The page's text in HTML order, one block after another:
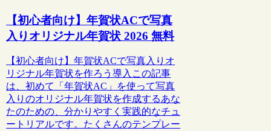
【初心者向け】年賀状ACで写真
入りオリジナル年賀状 2026 無料
【初心者向け】年賀状ACで写真入りオ
リジナル年賀状を作ろう導入この記事
は、初めて「年賀状AC」を使って写真
入りのオリジナル年賀状を作成するあな
たのための、分かりやすく実践的なチュ
ートリアルです。たくさんのテンプレー